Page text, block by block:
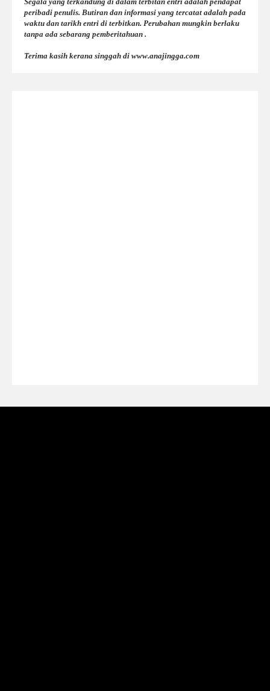
peribadi penulis. Butiran dan informasi yang tercatat adalah pada
waktu dan tarikh entri di terbitkan. Perubahan mungkin berlaku
tanpa ada sebarang pemberitahuan .
Terima kasih kerana singgah di www.anajingga.com